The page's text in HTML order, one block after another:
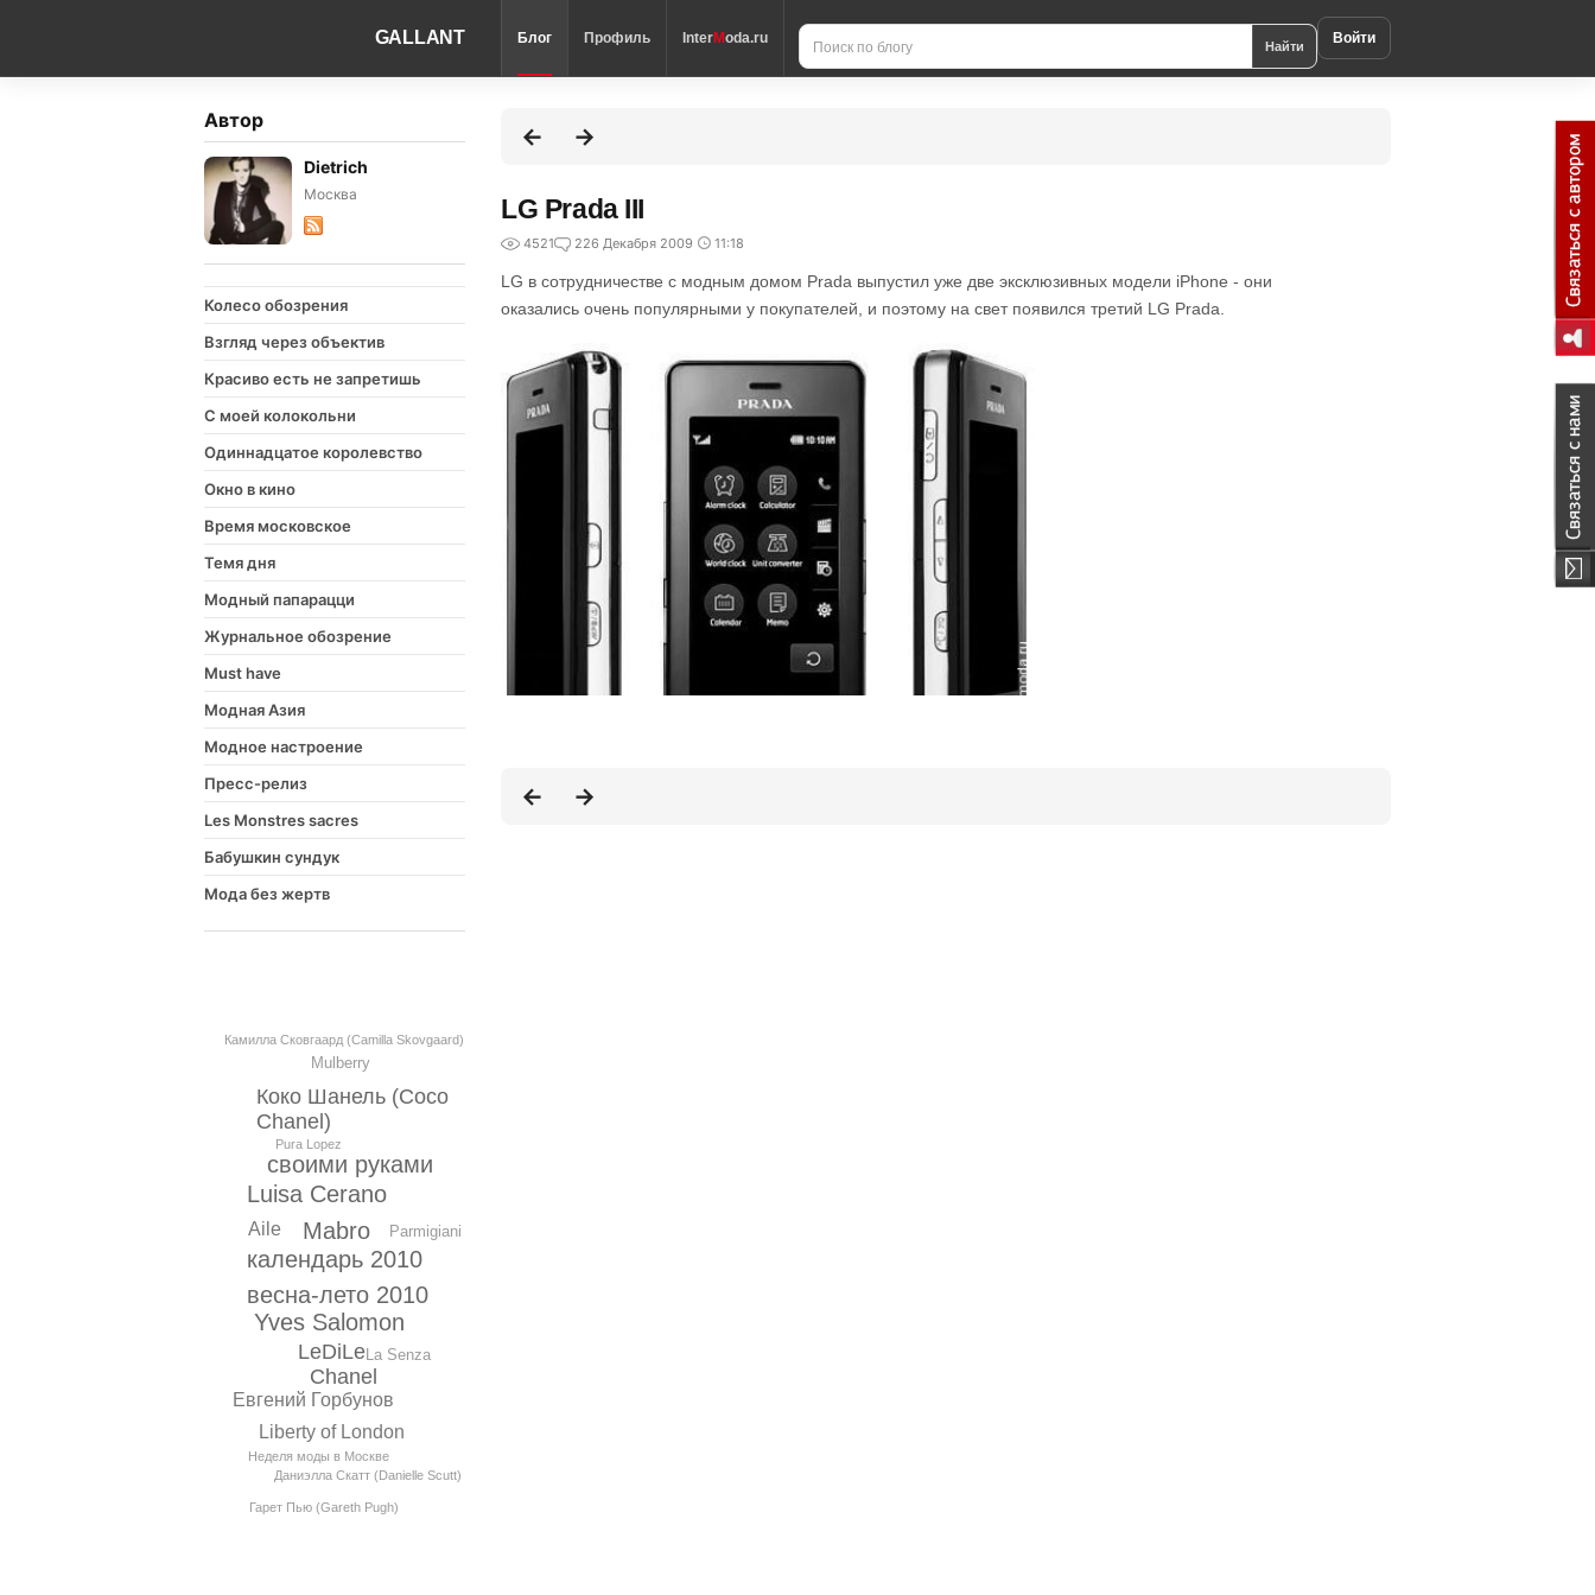
GALLANT Блог Профиль InterModa.ru Найти Войти
Автор
Dietrich
Москва
Колесо обозрения
Взгляд через объектив
Красиво есть не запретишь
С моей колокольни
Одиннадцатое королевство
Окно в кино
Время московское
Темя дня
Модный папарацци
Журнальное обозрение
Must have
Модная Азия
Модное настроение
Пресс-релиз
Les Monstres sacres
Бабушкин сундук
Мода без жертв
календарь 2010
весна-лето 2010
Mabro
Yves Salomon
Luisa Cerano
своими руками
LeDiLe
Chanel
Коко Шанель (Coco
Chanel)
Евгений Горбунов
Liberty of London
Aile Parmigiani
La Senza
Mulberry
Pura Lopez
Неделя моды в Москве
Даниэлла Скатт (Danielle Scutt)
Камилла Сковгаард (Camilla Skovgaard)
Гарет Пью (Gareth Pugh)
LG Prada III
4521 226 Декабря 2009 11:18
LG в сотрудничестве с модным домом Prada выпустил уже две эксклюзивных модели iPhone - они
оказались очень популярными у покупателей, и поэтому на свет появился третий LG Prada.